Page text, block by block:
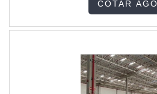
dos clientes.UM POUCO MAIS
COTAR